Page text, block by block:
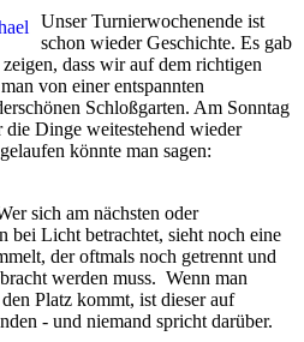
Unser Turnierwochenende ist
schon wieder Geschichte. Es gab
dass wir auf dem richtigen
von einer entspannten
Schloßgarten. Am Sonntag
Dinge weitestehend wieder
könnte man sagen:
sich am nächsten oder
bei Licht betrachtet, sieht noch eine
der oftmals noch getrennt und
werden muss. Wenn man
Platz kommt, ist dieser auf
- und niemand spricht darüber.